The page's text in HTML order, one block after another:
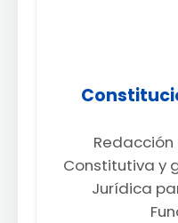
Constitutiva y
Jurídica